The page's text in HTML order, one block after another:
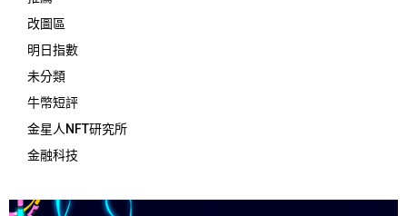
改圖區
明日指數
未分類
牛幣短評
金星人NFT研究所
金融科技